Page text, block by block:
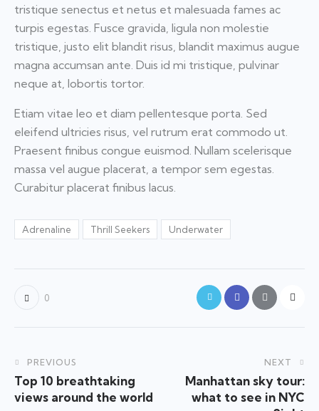
tristique senectus et netus et malesuada fames ac
turpis egestas. Fusce gravida, ligula non molestie
tristique, justo elit blandit risus, blandit maximus augue
magna accumsan ante. Duis id mi tristique, pulvinar
neque at, lobortis tortor.
Etiam vitae leo et diam pellentesque porta. Sed
eleifend ultricies risus, vel rutrum erat commodo ut.
Praesent finibus congue euismod. Nullam scelerisque
massa vel augue placerat, a tempor sem egestas.
Curabitur placerat finibus lacus.
Adrenaline Thrill Seekers Underwater
0
PREVIOUS
Top 10 breathtaking
views around the world
NEXT
Manhattan sky tour:
what to see in NYC